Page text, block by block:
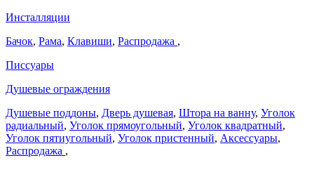
Инсталляции
Бачок, Рама, Клавиши, Распродажа ,
Писсуары
Душевые ограждения
Душевые поддоны, Дверь душевая, Штора на ванну, Уголок
радиальный, Уголок прямоугольный, Уголок квадратный,
Уголок пятиугольный, Уголок пристенный, Аксессуары,
Распродажа ,